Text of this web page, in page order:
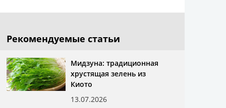
العربية
Рекомендуемые статьи
Мидзуна: традиционная
хрустящая зелень из
Киото
13.07.2026